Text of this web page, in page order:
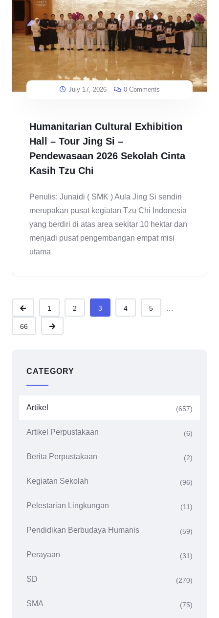
July 17, 2026 0 Comments
Humanitarian Cultural Exhibition
Hall – Tour Jing Si –
Pendewasaan 2026 Sekolah Cinta
Kasih Tzu Chi
Penulis: Junaidi ( SMK ) Aula Jing Si sendiri
merupakan pusat kegiatan Tzu Chi Indonesia
yang berdiri di atas area sekitar 10 hektar dan
menjadi pusat pengembangan empat misi
utama
1 2 3 4 5 ...
66
CATEGORY
Artikel (657)
Artikel Perpustakaan (6)
Berita Perpustakaan (2)
Kegiatan Sekolah (96)
Pelestarian Lingkungan (11)
Pendidikan Berbudaya Humanis (59)
Perayaan (31)
SD (270)
SMA (75)